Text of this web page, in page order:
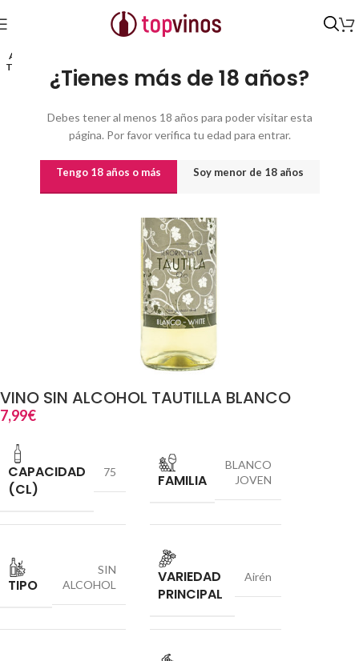
¿Tienes más de 18 años?
Debes tener al menos 18 años para poder visitar esta
página. Por favor verifica tu edad para entrar.
Tengo 18 años o más Soy menor de 18 años
Inicio
AGO
TADO
VINO SIN ALCOHOL TAUTILLA BLANCO
7,99€
CAPACIDAD
(CL)
75 FAMILIA
BLANCO
JOVEN
TIPO
SIN
ALCOHOL
VARIEDAD
PRINCIPAL
Airén